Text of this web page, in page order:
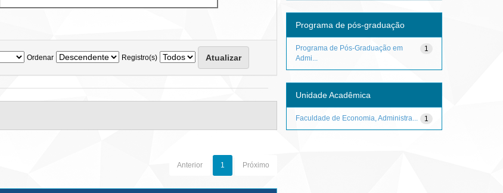
Ordenar Registro(s)
Anterior 1 Próximo
Programa de pós-graduação
1
Programa de Pós-Graduação em
Admi...
Unidade Acadêmica
1
Faculdade de Economia, Administra...